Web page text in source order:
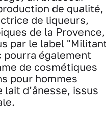
de qualité,
de liqueurs,
de la Provence,
par le label
pourra également
de cosmétiques
pour hommes
lait d’ânesse, issus